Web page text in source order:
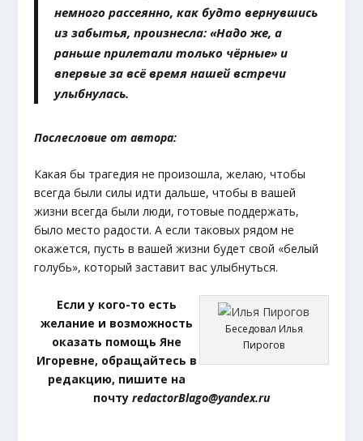
немного рассеянно, как будто вернувшись
из забытья, произнесла: «Надо же, а
раньше прилетали только чёрные» и
впервые за всё время нашей встречи
улыбнулась.
Послесловие от автора:
Какая бы трагедия не произошла, желаю, чтобы
всегда были силы идти дальше, чтобы в вашей
жизни всегда были люди, готовые поддержать,
было место радости. А если таковых рядом не
окажется, пусть в вашей жизни будет свой «белый
голубь», который заставит вас улыбнуться.
Беседовал Илья
Пирогов
Если у кого-то есть
желание и возможность
оказать помощь Яне
Игоревне, обращайтесь в
редакцию, пишите на
почту redactorBlago@yandex.ru